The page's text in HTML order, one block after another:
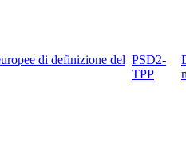
di definizione del PSD2-
TPP